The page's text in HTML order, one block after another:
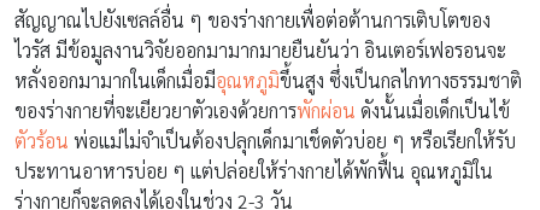
สัญญาณไปยังเซลล์อื่น ๆ ของร่างกายเพื่อต่อต้านการเติบโตของ
ไวรัส มีข้อมูลงานวิจัยออกมามากมายยืนยันว่า อินเตอร์เฟอรอนจะ
หลั่งออกมามากในเด็กเมื่อมีอุณหภูมิขึ้นสูง ซึ่งเป็นกลไกทางธรรมชาติ
ของร่างกายที่จะเยียวยาตัวเองด้วยการพักผ่อน ดังนั้นเมื่อเด็กเป็นไข้
ตัวร้อน พ่อแม่ไม่จำเป็นต้องปลุกเด็กมาเช็ดตัวบ่อย ๆ หรือเรียกให้รับ
ประทานอาหารบ่อย ๆ แต่ปล่อยให้ร่างกายได้พักฟื้น อุณหภูมิใน
ร่างกายก็จะลดลงได้เองในช่วง 2-3 วัน